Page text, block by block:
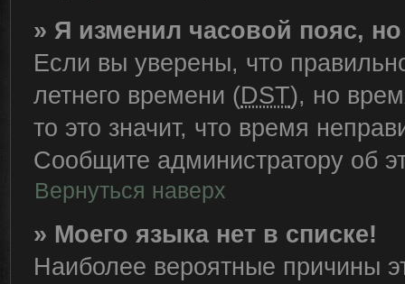
» Я изменил часовой пояс,
Если вы уверены, что
летнего времени (DST), но
то это значит, что время
Сообщите администратору об
Вернуться наверх
» Моего языка нет в списке!
Наиболее вероятные причины